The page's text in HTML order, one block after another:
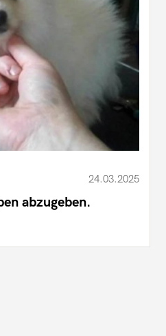
24.03.2025
abzugeben.